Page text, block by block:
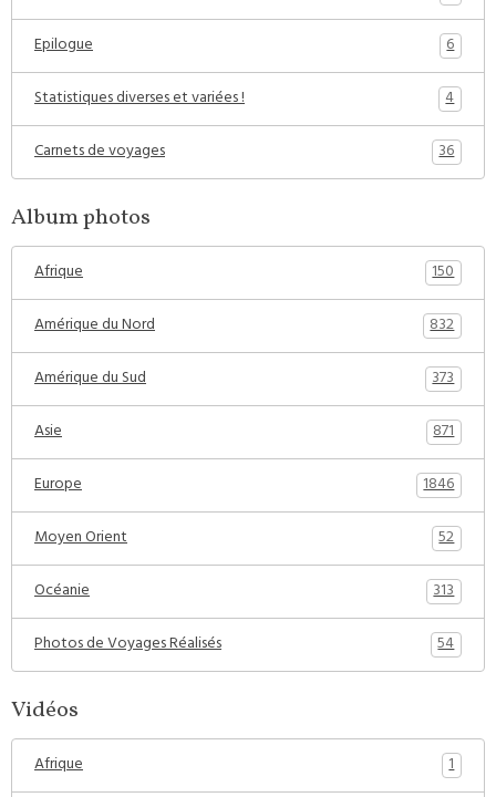
Epilogue
6
Statistiques diverses et variées !
4
Carnets de voyages
36
Album photos
Afrique
150
Amérique du Nord
832
Amérique du Sud
373
Asie
871
Europe
1846
Moyen Orient
52
Océanie
313
Photos de Voyages Réalisés
54
Vidéos
Afrique
1